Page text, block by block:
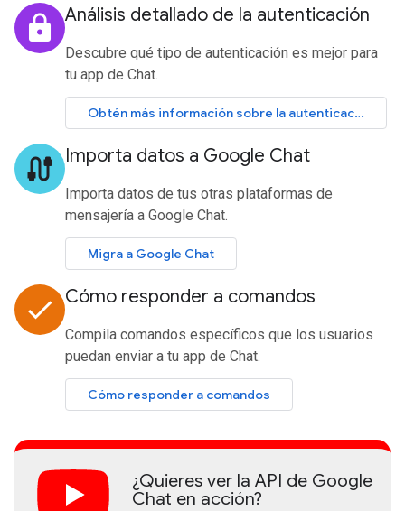
lock Análisis detallado de la autenticación
Descubre qué tipo de autenticación es mejor para
tu app de Chat.
Obtén más información sobre la autenticación.
cable Importa datos a Google Chat
Importa datos de tus otras plataformas de
mensajería a Google Chat.
Migra a Google Chat
done Cómo responder a comandos
Compila comandos específicos que los usuarios
puedan enviar a tu app de Chat.
Cómo responder a comandos
¿Quieres ver la API de Google
Chat en acción?